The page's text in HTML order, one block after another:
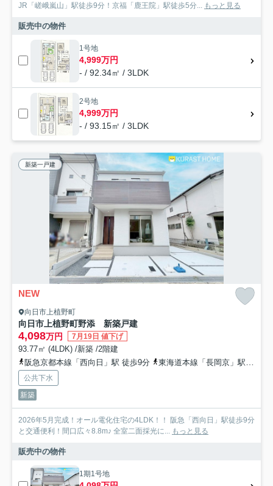
JR「嵯峨嵐山」駅徒歩9分！京福「鹿王院」駅徒歩5分...
もっと見る
販売中の物件
1号地
4,999万円
- / 92.34㎡ / 3LDK
2号地
4,999万円
- / 93.15㎡ / 3LDK
新築一戸建
NEW
向日市上植野町
向日市上植野町野添 新築戸建
4,098万円 7月19日 値下げ
93.77㎡ (4LDK) /新築 /2階建
阪急京都本線「西向日」駅 徒歩9分
東海道本線「長岡京」駅 徒歩27分
公共下水
新築
2026年5月完成！オール電化住宅の4LDK！！ 阪急「西向日」駅徒歩9分
と交通便利！間口広々8.8m♪ 全室二面採光に...
もっと見る
販売中の物件
1期1号地